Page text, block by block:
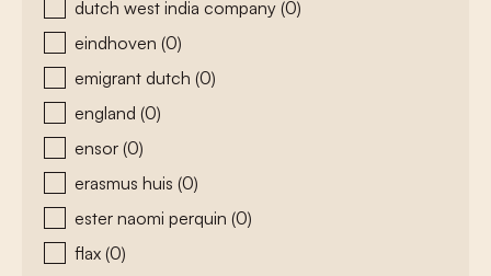
dutch west india company (0)
eindhoven (0)
emigrant dutch (0)
england (0)
ensor (0)
erasmus huis (0)
ester naomi perquin (0)
flax (0)